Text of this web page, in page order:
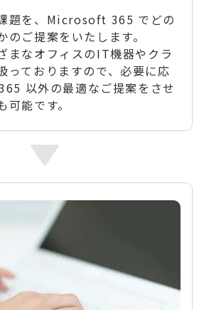
題を、Microsoft 365 でどの
のご提案をいたします。
まなオフィスのIT機器やクラ
っておりますので、必要に応
以外の最適なご提案をさせ
能です。